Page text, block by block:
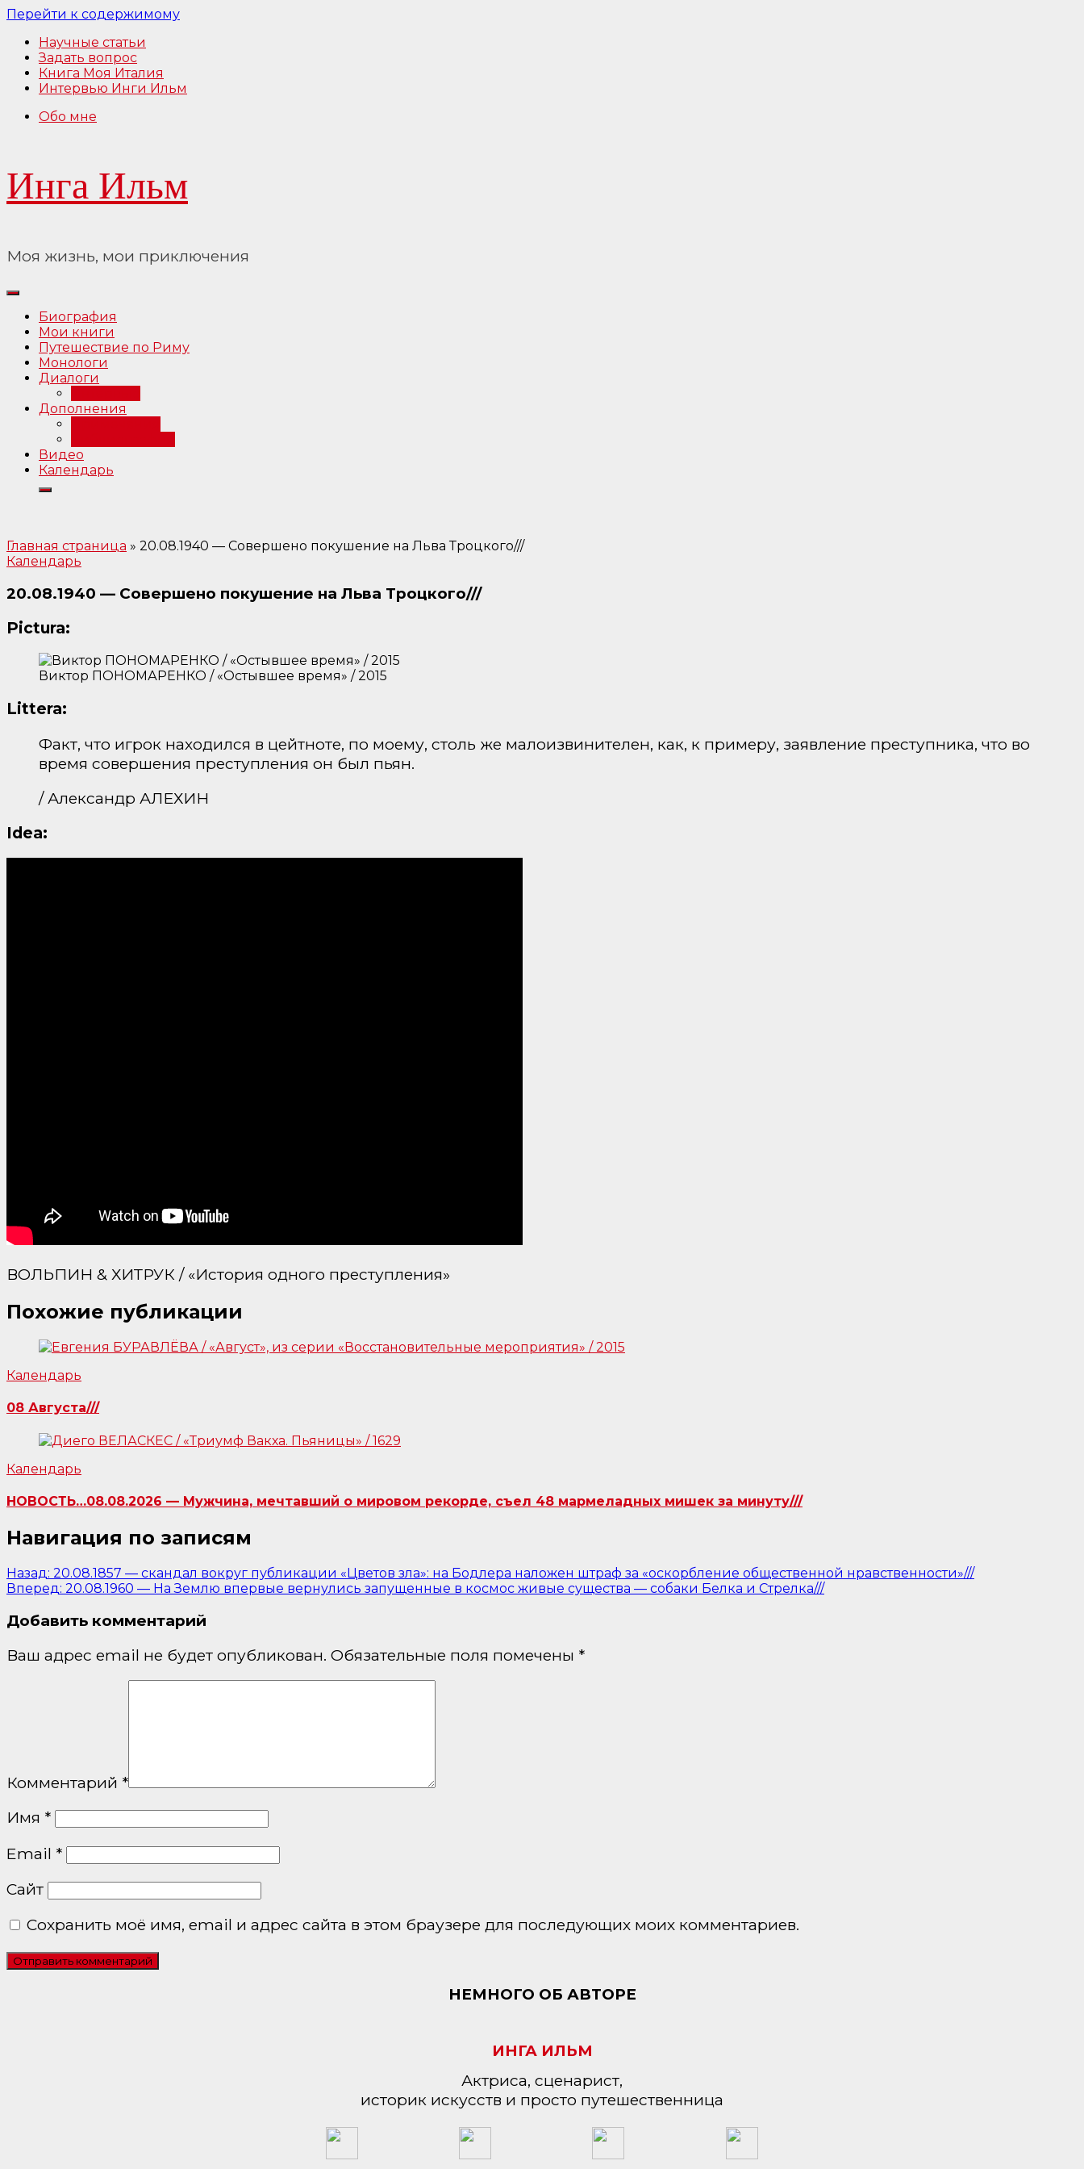
Перейти к содержимому
Научные статьи
Задать вопрос
Книга Моя Италия
Интервью Инги Ильм
Обо мне
Инга Ильм
Моя жизнь, мои приключения
Биография
Мои книги
Путешествие по Риму
Монологи
Диалоги
Дополнения
Видео
Календарь
Главная страница » 20.08.1940 — Совершено покушение на Льва Троцкого///
Календарь
20.08.1940 — Совершено покушение на Льва Троцкого///
Pictura:
Виктор ПОНОМАРЕНКО / «Остывшее время» / 2015
Littera:
Факт, что игрок находился в цейтноте, по моему, столь же малоизвинителен, как, к примеру, заявление преступника, что во
время совершения преступления он был пьян.
/ Александр АЛЕХИН
Idea:
ВОЛЬПИН & ХИТРУК / «История одного преступления»
Похожие публикации
Календарь
08 Августа///
Календарь
НОВОСТЬ…08.08.2026 — Мужчина, мечтавший о мировом рекорде, съел 48 мармеладных мишек за минуту///
Навигация по записям
Назад: 20.08.1857 — скандал вокруг публикации «Цветов зла»: на Бодлера наложен штраф за «оскорбление общественной нравственности»///
Вперед: 20.08.1960 — На Землю впервые вернулись запущенные в космос живые существа — собаки Белка и Стрелка///
Добавить комментарий
Ваш адрес email не будет опубликован. Обязательные поля помечены *
Комментарий *
Имя *
Email *
Сайт
Сохранить моё имя, email и адрес сайта в этом браузере для последующих моих комментариев.
НЕМНОГО ОБ АВТОРЕ
ИНГА ИЛЬМ
Актриса, сценарист,
историк искусств и просто путешественница